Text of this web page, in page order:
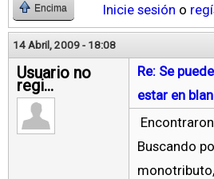
Encima Inicie sesión o
14 Abril, 2009 - 18:08
Usuario no
regi...
Re: Se
estar en
Buscando